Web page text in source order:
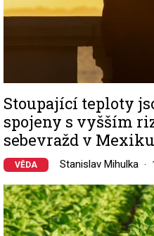
Stoupající teploty
spojeny s vyšším
sebevražd v
VĚDA Stanislav Mihulka
Image